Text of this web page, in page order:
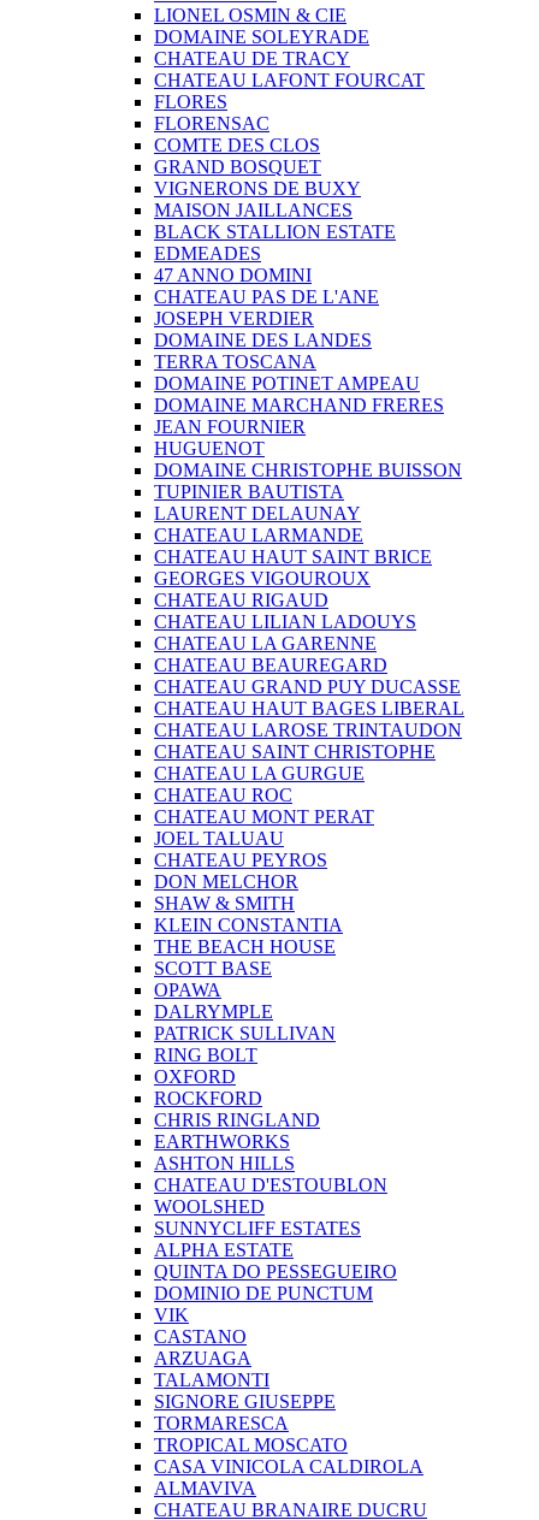
LIONEL OSMIN & CIE
DOMAINE SOLEYRADE
CHATEAU DE TRACY
CHATEAU LAFONT FOURCAT
FLORES
FLORENSAC
COMTE DES CLOS
GRAND BOSQUET
VIGNERONS DE BUXY
MAISON JAILLANCES
BLACK STALLION ESTATE
EDMEADES
47 ANNO DOMINI
CHATEAU PAS DE L'ANE
JOSEPH VERDIER
DOMAINE DES LANDES
TERRA TOSCANA
DOMAINE POTINET AMPEAU
DOMAINE MARCHAND FRERES
JEAN FOURNIER
HUGUENOT
DOMAINE CHRISTOPHE BUISSON
TUPINIER BAUTISTA
LAURENT DELAUNAY
CHATEAU LARMANDE
CHATEAU HAUT SAINT BRICE
GEORGES VIGOUROUX
CHATEAU RIGAUD
CHATEAU LILIAN LADOUYS
CHATEAU LA GARENNE
CHATEAU BEAUREGARD
CHATEAU GRAND PUY DUCASSE
CHATEAU HAUT BAGES LIBERAL
CHATEAU LAROSE TRINTAUDON
CHATEAU SAINT CHRISTOPHE
CHATEAU LA GURGUE
CHATEAU ROC
CHATEAU MONT PERAT
JOEL TALUAU
CHATEAU PEYROS
DON MELCHOR
SHAW & SMITH
KLEIN CONSTANTIA
THE BEACH HOUSE
SCOTT BASE
OPAWA
DALRYMPLE
PATRICK SULLIVAN
RING BOLT
OXFORD
ROCKFORD
CHRIS RINGLAND
EARTHWORKS
ASHTON HILLS
CHATEAU D'ESTOUBLON
WOOLSHED
SUNNYCLIFF ESTATES
ALPHA ESTATE
QUINTA DO PESSEGUEIRO
DOMINIO DE PUNCTUM
VIK
CASTANO
ARZUAGA
TALAMONTI
SIGNORE GIUSEPPE
TORMARESCA
TROPICAL MOSCATO
CASA VINICOLA CALDIROLA
ALMAVIVA
CHATEAU BRANAIRE DUCRU